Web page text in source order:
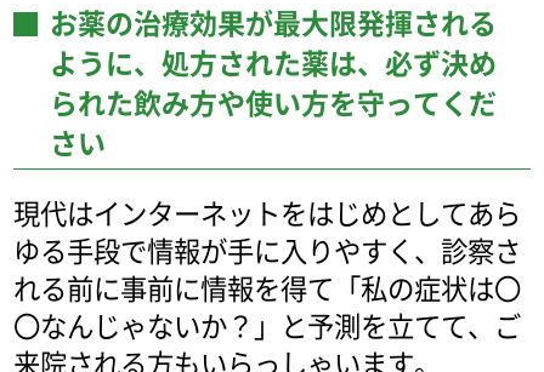
お薬の治療効果が最大限発揮される
ように、処方された薬は、必ず決め
られた飲み方や使い方を守ってくだ
さい
現代はインターネットをはじめとしてあら
ゆる手段で情報が手に入りやすく、診察さ
れる前に事前に情報を得て「私の症状は〇
〇なんじゃないか？」と予測を立てて、ご
来院される方もいらっしゃいます。